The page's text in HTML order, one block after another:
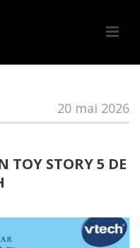
20 mai 2026
TOY STORY 5 DE